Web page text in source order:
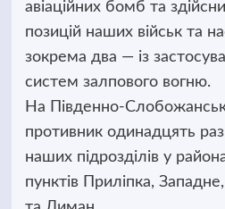
авіаційних бомб та
позицій наших військ та
зокрема два — із
систем залпового вогню.
На Південно-
противник одинадцять
наших підрозділів у
пунктів Приліпка,